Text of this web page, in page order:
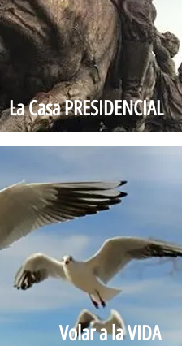
La Casa PRESIDENCIAL
Volar a la VIDA